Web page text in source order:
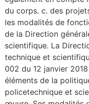
du corps. c. des
les modalités de
de la Direction
scientifique. La
technique et
002 du 12 janvier
éléments de la
policetechnique et